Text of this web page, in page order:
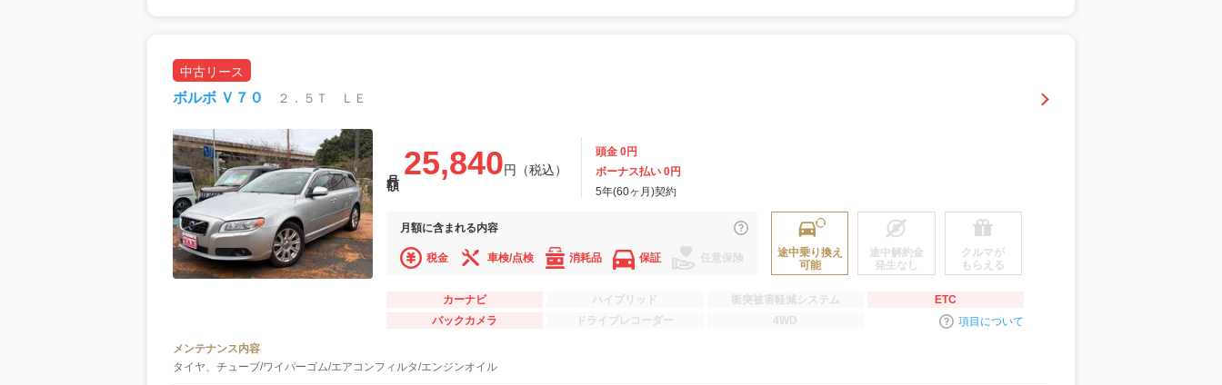
中古リース
ボルボ Ｖ７０ ２．５Ｔ ＬＥ
25,840円（税込）
頭金 0円
ボーナス払い 0円
5年(60ヶ月)契約
月額に含まれる内容
税金 車検/点検 消耗品 保証 任意保険
途中乗り換え
可能
途中解約金
発生なし
クルマが
もらえる
カーナビ ハイブリッド 衝突被害軽減システム
ETC
バックカメラ
ドライブレコーダー 4WD 項目について
メンテナンス内容
タイヤ、チューブ/ワイパーゴム/エアコンフィルタ/エンジンオイル